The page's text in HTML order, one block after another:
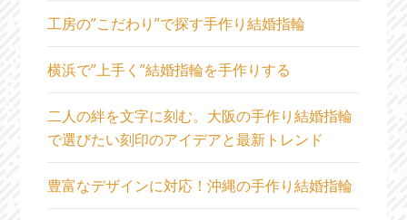
工房の”こだわり”で探す手作り結婚指輪
横浜で”上手く”結婚指輪を手作りする
二人の絆を文字に刻む。大阪の手作り結婚指輪
で選びたい刻印のアイデアと最新トレンド
豊富なデザインに対応！沖縄の手作り結婚指輪